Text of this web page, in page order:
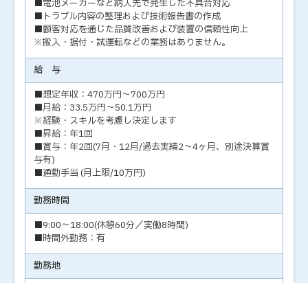
■電池メーカーなど納入先で発生した不具合対応
■トラブル内容の整理および技術報告書の作成
■顧客対応を通じた品質改善および装置の信頼性向上
※搬入・据付・試運転などの業務はありません。
給 与
■想定年収：470万円～700万円
■月給：33.5万円～50.1万円
※経験・スキルを考慮し決定します
■昇給：年1回
■賞与：年2回(7月・12月/過去実績2～4ヶ月、別途決算賞
与有)
■通勤手当 (月上限/10万円)
勤務時間
■9:00～18:00(休憩60分／実働8時間)
■時間外勤務：有
勤務地